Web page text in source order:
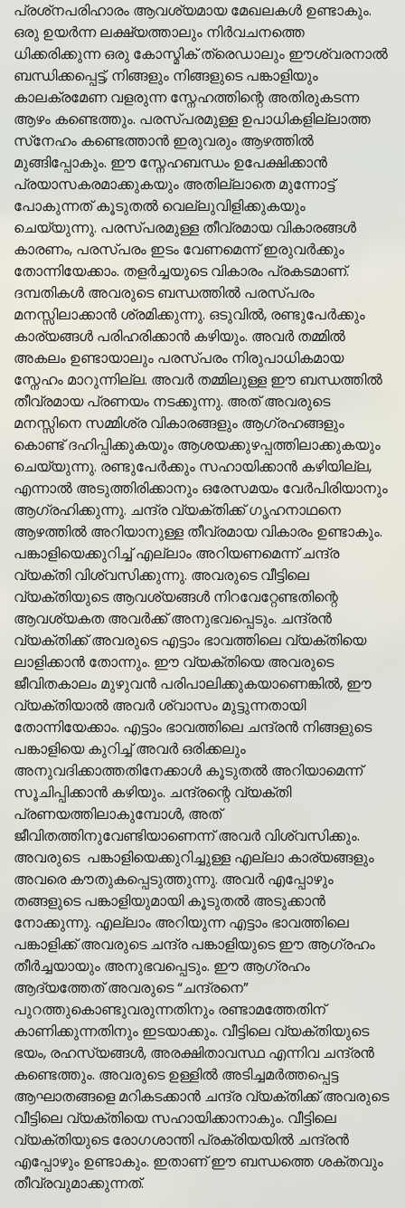
പ്രശ്‌നപരിഹാരം ആവശ്യമായ മേഖലകൾ ഉണ്ടാകും.
ഒരു ഉയർന്ന ലക്ഷ്യത്താലും നിർവചനത്തെ
ധിക്കരിക്കുന്ന ഒരു കോസ്മിക് ത്രെഡാലും ഈശ്വരനാൽ
ബന്ധിക്കപ്പെട്ട്, നിങ്ങളും നിങ്ങളുടെ പങ്കാളിയും
കാലക്രമേണ വളരുന്ന സ്നേഹത്തിന്റെ അതിരുകടന്ന
ആഴം കണ്ടെത്തും. പരസ്‌പരമുള്ള ഉപാധികളില്ലാത്ത
സ്‌നേഹം കണ്ടെത്താൻ ഇരുവരും ആഴത്തിൽ
മുങ്ങിപ്പോകും. ഈ സ്നേഹബന്ധം ഉപേക്ഷിക്കാൻ
പ്രയാസകരമാക്കുകയും അതില്ലാതെ മുന്നോട്ട്
പോകുന്നത് കൂടുതൽ വെല്ലുവിളിക്കുകയും
ചെയ്യുന്നു. പരസ്പരമുള്ള തീവ്രമായ വികാരങ്ങൾ
കാരണം, പരസ്പരം ഇടം വേണമെന്ന് ഇരുവർക്കും
തോന്നിയേക്കാം. തളർച്ചയുടെ വികാരം പ്രകടമാണ്.
ദമ്പതികൾ അവരുടെ ബന്ധത്തിൽ പരസ്പരം
മനസ്സിലാക്കാൻ ശ്രമിക്കുന്നു. ഒടുവിൽ, രണ്ടുപേർക്കും
കാര്യങ്ങൾ പരിഹരിക്കാൻ കഴിയും. അവർ തമ്മിൽ
അകലം ഉണ്ടായാലും പരസ്പരം നിരുപാധികമായ
സ്നേഹം മാറുന്നില്ല. അവർ തമ്മിലുള്ള ഈ ബന്ധത്തിൽ
തീവ്രമായ പ്രണയം നടക്കുന്നു. അത് അവരുടെ
മനസ്സിനെ സമ്മിശ്ര വികാരങ്ങളും ആഗ്രഹങ്ങളും
കൊണ്ട് ദഹിപ്പിക്കുകയും ആശയക്കുഴപ്പത്തിലാക്കുകയും
ചെയ്യുന്നു. രണ്ടുപേർക്കും സഹായിക്കാൻ കഴിയില്ല,
എന്നാൽ അടുത്തിരിക്കാനും ഒരേസമയം വേർപിരിയാനും
ആഗ്രഹിക്കുന്നു. ചന്ദ്ര വ്യക്തിക്ക് ഗൃഹനാഥനെ
ആഴത്തിൽ അറിയാനുള്ള തീവ്രമായ വികാരം ഉണ്ടാകും.
പങ്കാളിയെക്കുറിച്ച് എല്ലാം അറിയണമെന്ന് ചന്ദ്ര
വ്യക്തി വിശ്വസിക്കുന്നു. അവരുടെ വീട്ടിലെ
വ്യക്തിയുടെ ആവശ്യങ്ങൾ നിറവേറ്റേണ്ടതിന്റെ
ആവശ്യകത അവർക്ക് അനുഭവപ്പെടും. ചന്ദ്രൻ
വ്യക്തിക്ക് അവരുടെ എട്ടാം ഭാവത്തിലെ വ്യക്തിയെ
ലാളിക്കാൻ തോന്നും. ഈ വ്യക്തിയെ അവരുടെ
ജീവിതകാലം മുഴുവൻ പരിപാലിക്കുകയാണെങ്കിൽ, ഈ
വ്യക്തിയാൽ അവർ ശ്വാസം മുട്ടുന്നതായി
തോന്നിയേക്കാം. എട്ടാം ഭാവത്തിലെ ചന്ദ്രൻ നിങ്ങളുടെ
പങ്കാളിയെ കുറിച്ച് അവർ ഒരിക്കലും
അനുവദിക്കാത്തതിനേക്കാൾ കൂടുതൽ അറിയാമെന്ന്
സൂചിപ്പിക്കാൻ കഴിയും. ചന്ദ്രന്റെ വ്യക്തി
പ്രണയത്തിലാകുമ്പോൾ, അത്
ജീവിതത്തിനുവേണ്ടിയാണെന്ന് അവർ വിശ്വസിക്കും.
അവരുടെ പങ്കാളിയെക്കുറിച്ചുള്ള എല്ലാ കാര്യങ്ങളും
അവരെ കൗതുകപ്പെടുത്തുന്നു. അവർ എപ്പോഴും
തങ്ങളുടെ പങ്കാളിയുമായി കൂടുതൽ അടുക്കാൻ
നോക്കുന്നു. എല്ലാം അറിയുന്ന എട്ടാം ഭാവത്തിലെ
പങ്കാളിക്ക് അവരുടെ ചന്ദ്ര പങ്കാളിയുടെ ഈ ആഗ്രഹം
തീർച്ചയായും അനുഭവപ്പെടും. ഈ ആഗ്രഹം
ആദ്യത്തേത് അവരുടെ “ചന്ദ്രനെ”
പുറത്തുകൊണ്ടുവരുന്നതിനും രണ്ടാമത്തേതിന്
കാണിക്കുന്നതിനും ഇടയാക്കും. വീട്ടിലെ വ്യക്തിയുടെ
ഭയം, രഹസ്യങ്ങൾ, അരക്ഷിതാവസ്ഥ എന്നിവ ചന്ദ്രൻ
കണ്ടെത്തും. അവരുടെ ഉള്ളിൽ അടിച്ചമർത്തപ്പെട്ട
ആഘാതങ്ങളെ മറികടക്കാൻ ചന്ദ്ര വ്യക്തിക്ക് അവരുടെ
വീട്ടിലെ വ്യക്തിയെ സഹായിക്കാനാകും. വീട്ടിലെ
വ്യക്തിയുടെ രോഗശാന്തി പ്രക്രിയയിൽ ചന്ദ്രൻ
എപ്പോഴും ഉണ്ടാകും. ഇതാണ് ഈ ബന്ധത്തെ ശക്തവും
തീവ്രവുമാക്കുന്നത്.